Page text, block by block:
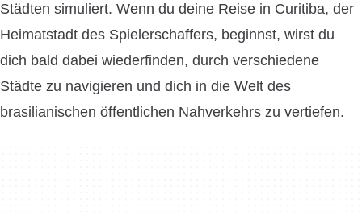
Städten simuliert. Wenn du deine Reise in Curitiba, der
Heimatstadt des Spielerschaffers, beginnst, wirst du
dich bald dabei wiederfinden, durch verschiedene
Städte zu navigieren und dich in die Welt des
brasilianischen öffentlichen Nahverkehrs zu vertiefen.